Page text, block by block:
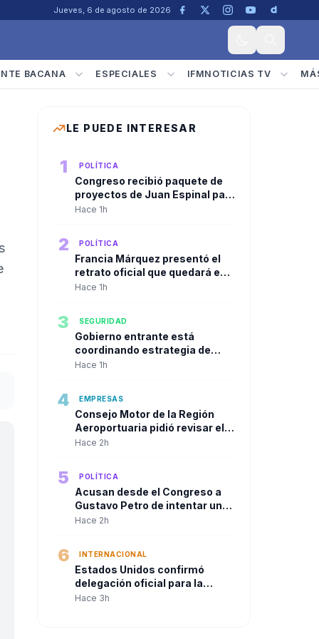
Jueves, 6 de agosto de 2026
BACANA ESPECIALES IFMNOTICIAS TV
LE PUEDE INTERESAR
1 POLÍTICA
Congreso recibió paquete de
proyectos de Juan Espinal para
blindar la seguridad energética
Hace 1h
2 POLÍTICA
Francia Márquez presentó el
retrato oficial que quedará en
la Casa Vicepresidencial al
Hace 1h
3 SEGURIDAD
Gobierno entrante está
coordinando estrategia de
seguridad urbana con alcaldes
Hace 1h
4 EMPRESAS
Consejo Motor de la Región
Aeroportuaria pidió revisar el
Plan Maestro del José María
aérea del país
Hace 2h
5 POLÍTICA
Acusan desde el Congreso a
Gustavo Petro de intentar un
"Golpe de Estado" en contra de
Hace 2h
6 INTERNACIONAL
Estados Unidos confirmó
delegación oficial para la
posesión de Abelardo De La
Hace 3h